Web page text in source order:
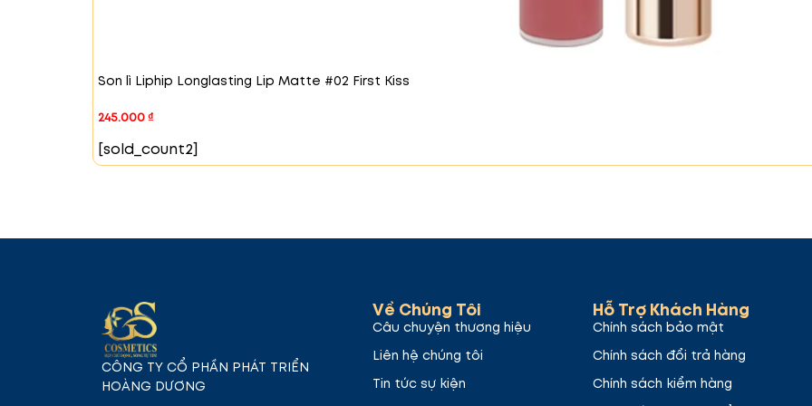
#05 Deep Kiss – Đỏ cherry
Màu đỏ đậm với sắc cherry tươi tắn, mạnh mẽ. Đây là lựa chọn
những dịp đặc biệt.
Son lì Liphip Longlasting Lip Matte #02 First Kiss
245.000₫
[sold_count2]
CÔNG TY CỔ PHẦN PHÁT TRIỂN
HOÀNG DƯƠNG
Về Chúng Tôi
Câu chuyện thương hiệu
Liên hệ chúng tôi
Tin tức sự kiện
Hỗ Trợ Khách Hàng
Chính sách bảo mật
Chính sách đổi trả hàng
Chính sách kiểm hàng